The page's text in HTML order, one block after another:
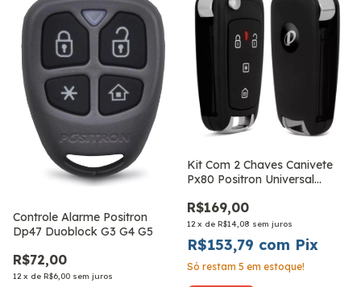
Controle Alarme Positron
Dp47 Duoblock G3 G4 G5
R$72,00
12 x de R$6,00 sem juros
Kit Com 2 Chaves Canivete
Px80 Positron Universal
R$169,00
12 x de R$14,08 sem juros
R$153,79 com Pix
Só restam 5 em estoque!